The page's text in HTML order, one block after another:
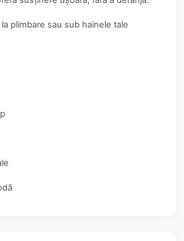
plimbare sau sub hainele tale